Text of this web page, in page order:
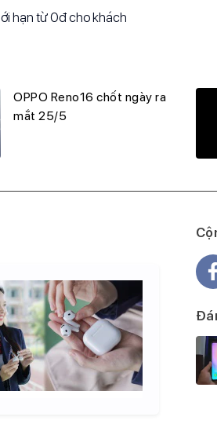
hạn từ 0đ cho khách
OPPO Reno16 chốt ngày ra
mắt 25/5